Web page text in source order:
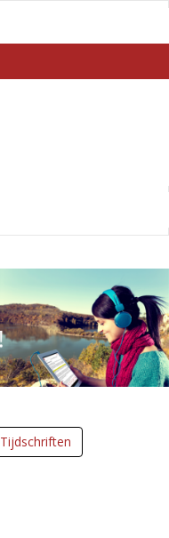
Tijdschriften